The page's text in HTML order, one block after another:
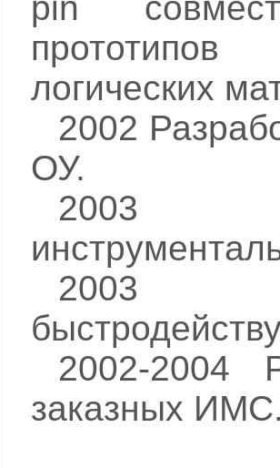
прототипов
логических
2002
ОУ.
2003
2003
2002-2004
заказных